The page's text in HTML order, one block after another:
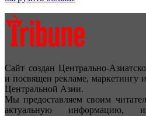
Сайт создан Центрально-
и посвящен рекламе, маркетингу
Центральной Азии.
Мы предоставляем своим
актуальную информацию,